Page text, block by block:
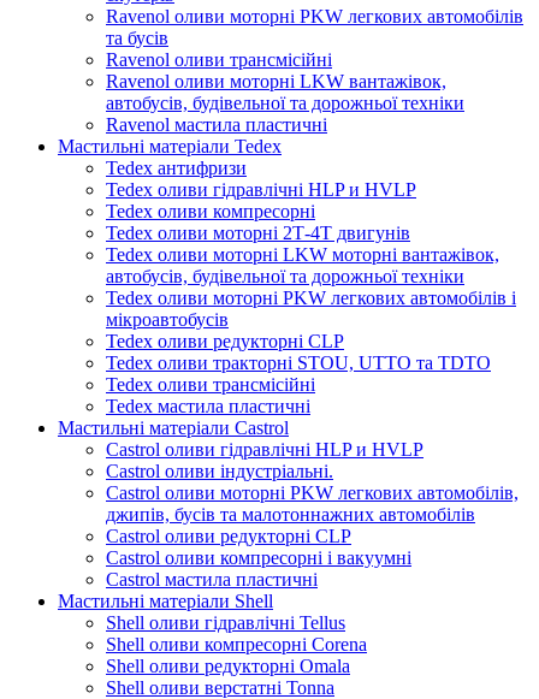
Ravenol оливи моторні PKW легкових автомобілів
та бусів
Ravenol оливи трансмісійні
Ravenol оливи моторні LKW вантажівок,
автобусів, будівельної та дорожньої техніки
Ravenol мастила пластичні
Мастильні матеріали Tedex
Tedex антифризи
Tedex оливи гідравлічні HLP и HVLP
Tedex оливи компресорні
Tedex оливи моторні 2Т-4Т двигунів
Tedex оливи моторні LKW моторні вантажівок,
автобусів, будівельної та дорожньої техніки
Tedex оливи моторні PKW легкових автомобілів і
мікроавтобусів
Tedex оливи редукторні CLP
Tedex оливи тракторні STOU, UTTO та TDTO
Tedex оливи трансмісійні
Tedex мастила пластичні
Мастильні матеріали Castrol
Castrol оливи гідравлічні HLP и HVLP
Castrol оливи індустріальні.
Castrol оливи моторні PKW легкових автомобілів,
джипів, бусів та малотоннажних автомобілів
Castrol оливи редукторні CLP
Castrol оливи компресорні і вакуумні
Castrol мастила пластичні
Мастильні матеріали Shell
Shell оливи гідравлічні Tellus
Shell оливи компресорні Corena
Shell оливи редукторні Omala
Shell оливи верстатні Tonna